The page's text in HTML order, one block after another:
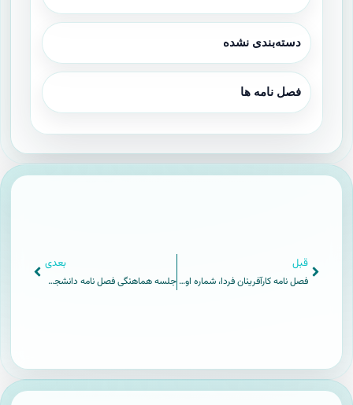
دسته‌بندی نشده
فصل نامه ها
قبل
فصل نامه کارآفرینان فردا، شماره اول ، زمستان ۱۳۹۹
بعدی
جلسه هماهنگی فصل نامه دانشجویی کارآفرینان فردا مرکز آموزش علمی کاربردی شهید رستمی